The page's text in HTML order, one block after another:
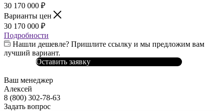
30 170 000 ₽
Варианты цен
30 170 000 ₽
Подробности
Нашли дешевле? Пришлите ссылку и мы предложим вам
лучший вариант.
Оставить заявку
Ваш менеджер
Алексей
8 (800) 302-78-63
Задать вопрос